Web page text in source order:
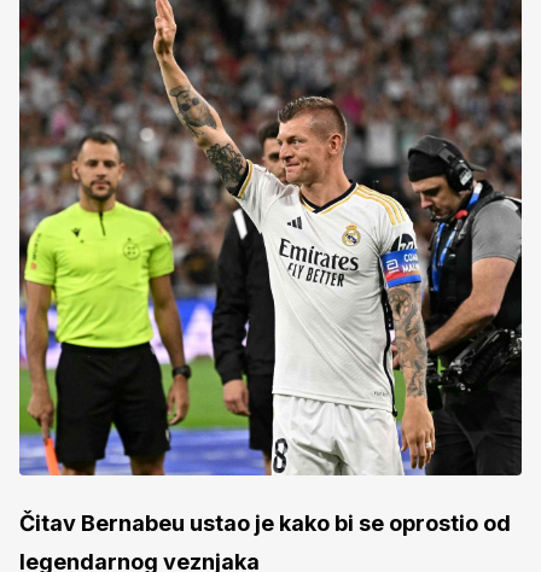
Čitav Bernabeu ustao je kako bi se oprostio od
legendarnog veznjaka